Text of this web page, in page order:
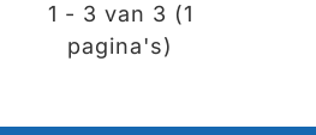
1 - 3 van 3 (1
pagina's)